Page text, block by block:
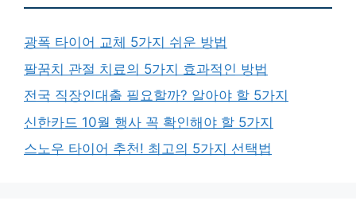
광폭 타이어 교체 5가지 쉬운 방법
팔꿈치 관절 치료의 5가지 효과적인 방법
전국 직장인대출 필요할까? 알아야 할 5가지
신한카드 10월 행사 꼭 확인해야 할 5가지
스노우 타이어 추천! 최고의 5가지 선택법